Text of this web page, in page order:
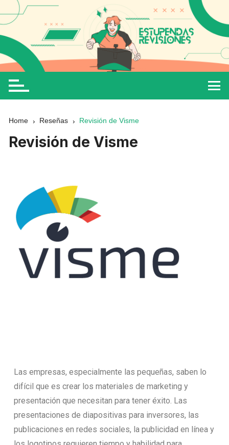
Home Reseñas Revisión de Visme
Revisión de Visme
Las empresas, especialmente las pequeñas, saben lo
difícil que es crear los materiales de marketing y
presentación que necesitan para tener éxito. Las
presentaciones de diapositivas para inversores, las
publicaciones en redes sociales, la publicidad en línea y